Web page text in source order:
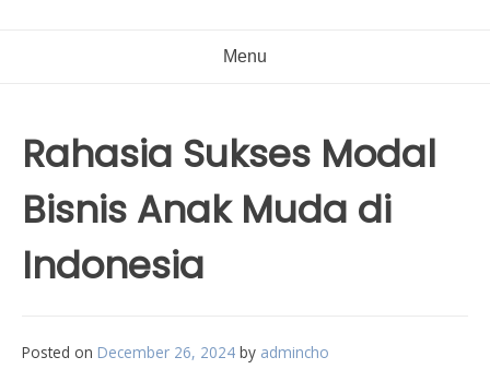
Menu
Rahasia Sukses Modal
Bisnis Anak Muda di
Indonesia
Posted on December 26, 2024 by admincho